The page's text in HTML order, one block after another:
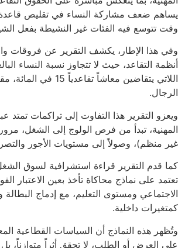
يساهم ضعف مشاركة النساء في تقليص
وقت تتوسع فيه الفئات غير النشيطة بفعل
وفي هذا الإطار، يكشف التقرير عن فروقات
الرجال.
ويعزو التقرير هذا التفاوت إلى تراكمات تمتد
المهنية، تبدأ من فرص الولوج إلى الشغل،
غير منظم)، وصولاً إلى مستويات الأجور
تعتمد على نماذج محاكاة تأخذ بعين الاعتبار
الاجتماعي ومستوى التعليم، مع إدماج البطالة
كمتغيرات داخلية.
وتُظهر هذه النماذج أن السياسات القطاعية
على العرض أو الطلب، لا تحقق أثراً متوازناً،